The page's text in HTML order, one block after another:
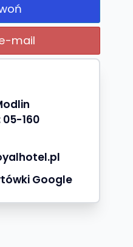
mail
05-160
Google